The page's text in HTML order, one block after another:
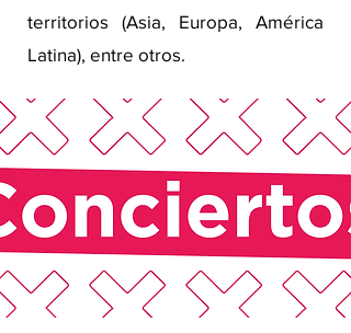
territorios (Asia, Europa, América
Latina), entre otros.